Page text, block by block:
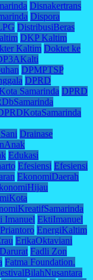
Disnakertrans
Dispora
DistribusiBeras
DKP Kaltim
Kaltim Doktet ke
DPMPTSP
DPRD
Samarinda DPRD
Drainase
Edukasi
Efesiensi Efesiensi
EkonomiDaerah
Imanuel EktiImanuel
EnergiKaltim
ErikaOktaviani
Fadli Zon
Fatma Foundation.